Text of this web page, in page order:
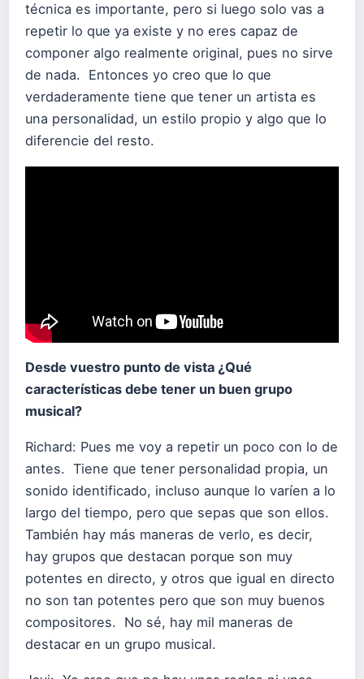
técnica es importante, pero si luego solo vas a
repetir lo que ya existe y no eres capaz de
componer algo realmente original, pues no sirve
de nada. Entonces yo creo que lo que
verdaderamente tiene que tener un artista es
una personalidad, un estilo propio y algo que lo
diferencie del resto.
Desde vuestro punto de vista ¿Qué
características debe tener un buen grupo
musical?
Richard: Pues me voy a repetir un poco con lo de
antes. Tiene que tener personalidad propia, un
sonido identificado, incluso aunque lo varíen a lo
largo del tiempo, pero que sepas que son ellos.
También hay más maneras de verlo, es decir,
hay grupos que destacan porque son muy
potentes en directo, y otros que igual en directo
no son tan potentes pero que son muy buenos
compositores. No sé, hay mil maneras de
destacar en un grupo musical.